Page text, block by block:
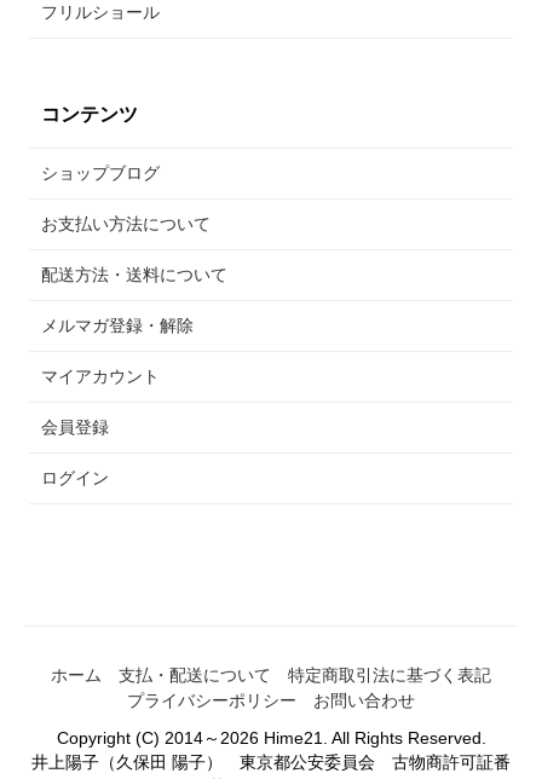
フリルショール
コンテンツ
ショップブログ
お支払い方法について
配送方法・送料について
メルマガ登録・解除
マイアカウント
会員登録
ログイン
ホーム 支払・配送について
特定商取引法に基づく表記
プライバシーポリシー
お問い合わせ
Copyright (C) 2014～2026 Hime21. All Rights Reserved.
井上陽子（久保田 陽子） 東京都公安委員会 古物商許可証番